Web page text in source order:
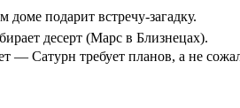
подарит встречу-загадку.
десерт (Марс в Близнецах).
— Сатурн требует планов, а не